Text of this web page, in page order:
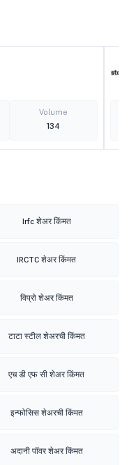
Volume
134
Irfc शेअर किंमत
IRCTC शेअर किंमत
विप्रो शेअर किंमत
टाटा स्टील शेअरची किंमत
एच डी एफ सी शेअर किंमत
इन्फोसिस शेअरची किंमत
अदानी पॉवर शेअर किंमत